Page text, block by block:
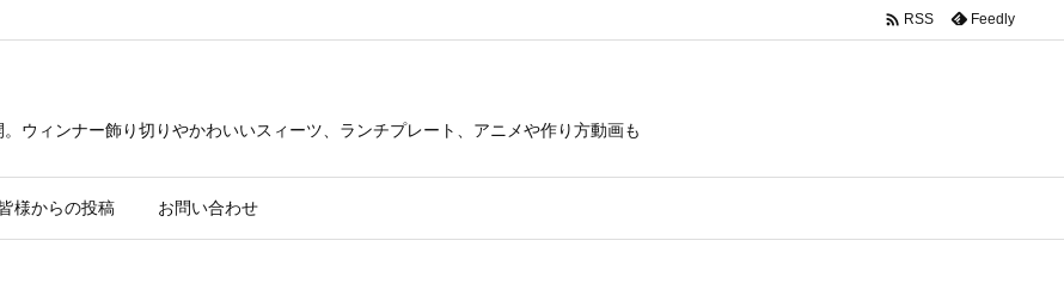
ウィンナー飾り切りやかわいいスィーツ、ランチプレート、アニメや作り方動画も
皆様からの投稿 お問い合わせ
 RSS Feedly